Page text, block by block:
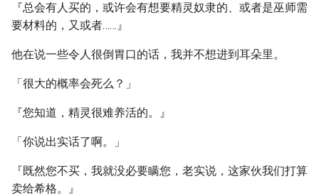
『总会有人买的，或许会有想要精灵奴隶的、或者是巫师需
要材料的，又或者……』
他在说一些令人很倒胃口的话，我并不想进到耳朵里。
「很大的概率会死么？」
『您知道，精灵很难养活的。』
「你说出实话了啊。」
『既然您不买，我就没必要瞒您，老实说，这家伙我们打算
卖给希格。』